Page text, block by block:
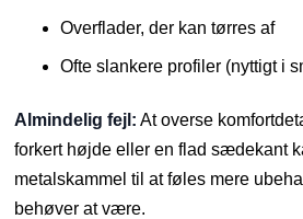
Overflader, der kan tørres af
Ofte slankere profiler (nyttigt i
Almindelig fejl: At overse
forkert højde eller en flad sædekant
metalskammel til at føles mere
behøver at være.